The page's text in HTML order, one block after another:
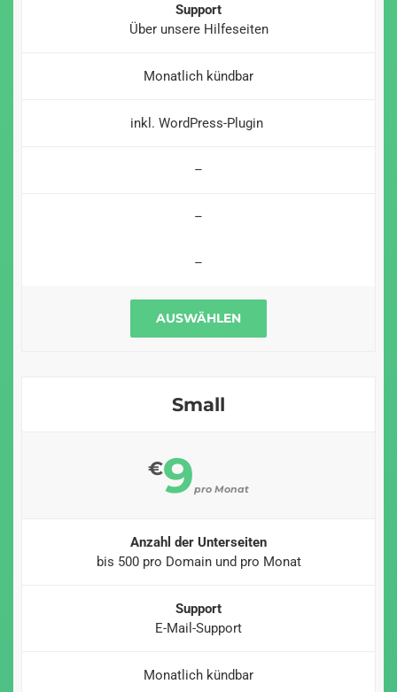
Support
Über unsere Hilfeseiten
Monatlich kündbar
inkl. WordPress-Plugin
–
–
–
AUSWÄHLEN
Small
€9pro Monat
Anzahl der Unterseiten
bis 500 pro Domain und pro Monat
Support
E-Mail-Support
Monatlich kündbar